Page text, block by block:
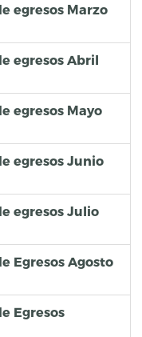
egresos Marzo
egresos Abril
egresos Mayo
egresos Junio
egresos Julio
Egresos Agosto
Egresos